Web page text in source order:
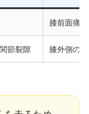
膝前面痛
節裂隙 膝外側の